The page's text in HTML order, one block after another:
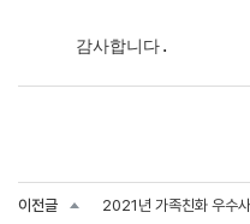
감사합니다.
이전글 2021년 가족친화 우수